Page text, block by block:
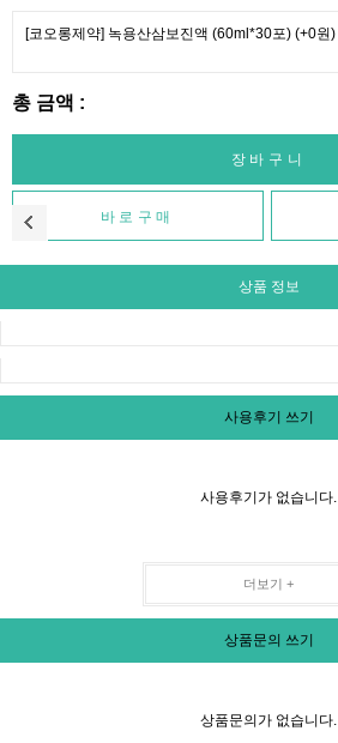
[코오롱제약] 녹용산삼보진액 (60ml*30포) (+0원)
총 금액 :
상품 정보
사용후기 쓰기
사용후기가 없습니다.
더보기 +
상품문의 쓰기
상품문의가 없습니다.